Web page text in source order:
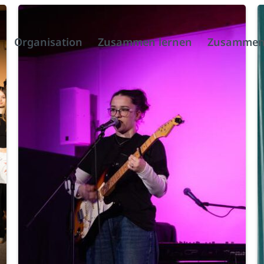
Organisation Zusammen lernen
Weiterlesen
Session